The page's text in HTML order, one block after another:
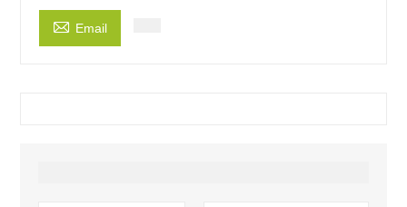
 Email